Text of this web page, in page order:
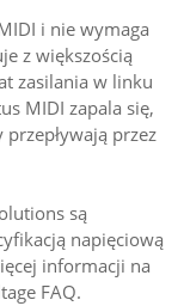
i nie wymaga
z większością
zasilania w linku
MIDI zapala się,
przez
są
napięciową
informacji na
FAQ.